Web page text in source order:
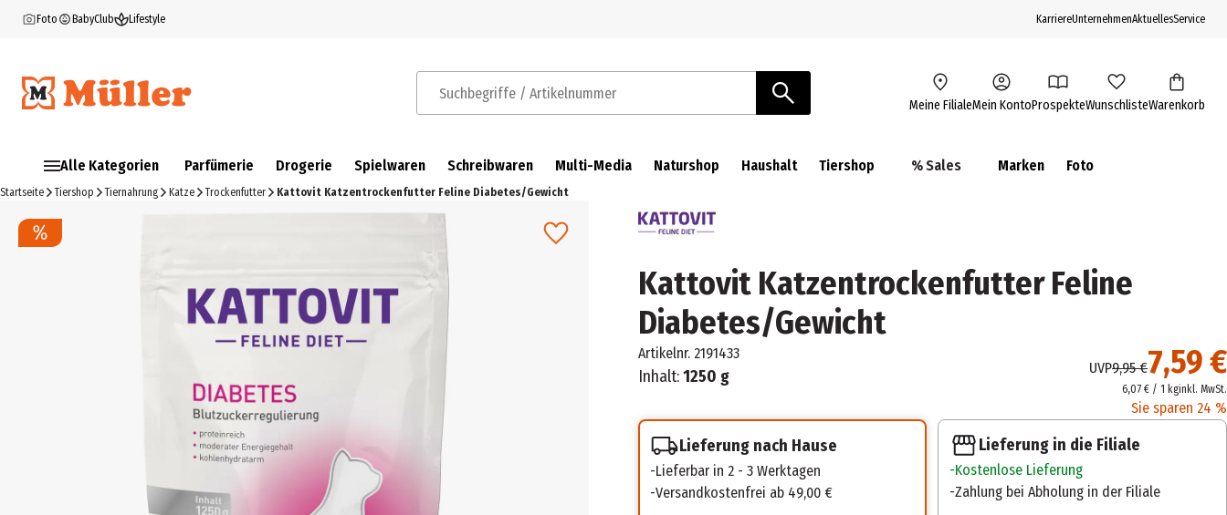
Foto BabyClub Lifestyle KarriereUnternehmenAktuellesService
Suchbegriffe / Artikelnummer Meine FilialeMein KontoProspekteWunschlisteWarenkorb
Alle Kategorien Parfümerie Drogerie Spielwaren Schreibwaren Multi-Media Naturshop Haushalt Tiershop % Sales Marken Foto
Startseite Tiershop Tiernahrung Katze Trockenfutter Kattovit Katzentrockenfutter Feline Diabetes/Gewicht
Kattovit Katzentrockenfutter Feline
Diabetes/Gewicht
Artikelnr. 2191433
Inhalt:1250 g 7,59 €
UVP9,95 €
6,07 € / 1 kginkl. MwSt.
Sie sparen 24 %
Lieferung nach Hause
Lieferbar in 2 - 3 Werktagen
Versandkostenfrei ab 49,00 €
Lieferung in die Filiale
Kostenlose Lieferung
Zahlung bei Abholung in der Filiale